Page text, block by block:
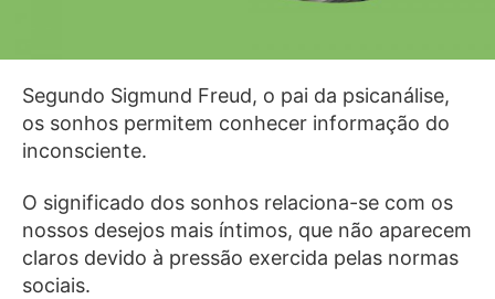
Segundo Sigmund Freud, o pai da psicanálise,
os sonhos permitem conhecer informação do
inconsciente.
O significado dos sonhos relaciona-se com os
nossos desejos mais íntimos, que não aparecem
claros devido à pressão exercida pelas normas
sociais.